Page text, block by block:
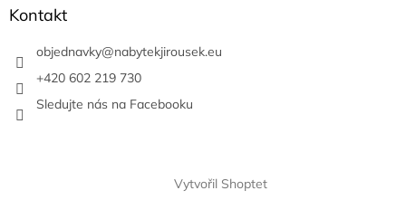
Kontakt
objednavky@nabytekjirousek.eu
+420 602 219 730
Sledujte nás na Facebooku
Vytvořil Shoptet